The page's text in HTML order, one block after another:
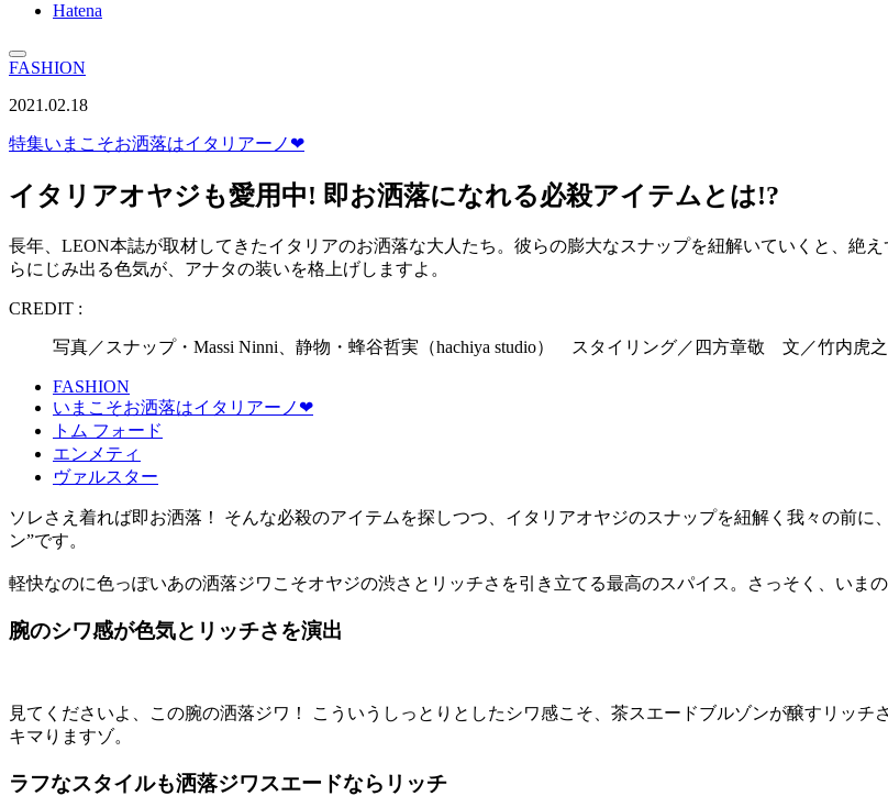
Hatena
FASHION
2021.02.18
特集いまこそお洒落はイタリアーノ❤︎
イタリアオヤジも愛用中! 即お洒落になれる必殺アイテムとは!?
長年、LEON本誌が取材してきたイタリアのお洒落な大人たち。彼らの膨大なスナップを紐解いていくと、絶
らにじみ出る色気が、アナタの装いを格上げしますよ。
CREDIT :
写真／スナップ・Massi Ninni、静物・蜂谷哲実（hachiya studio） スタイリング／四方章敬 文／竹内虎
FASHION
いまこそお洒落はイタリアーノ❤︎
トム フォード
エンメティ
ヴァルスター
ソレさえ着れば即お洒落！ そんな必殺のアイテムを探しつつ、イタリアオヤジのスナップを紐解く我々の前
ン”です。
軽快なのに色っぽいあの洒落ジワこそオヤジの渋さとリッチさを引き立てる最高のスパイス。さっそく、いま
腕のシワ感が色気とリッチさを演出
見てくださいよ、この腕の洒落ジワ！ こういうしっとりとしたシワ感こそ、茶スエードブルゾンが醸すリッ
キマりますゾ。
ラフなスタイルも洒落ジワスエードならリッチ